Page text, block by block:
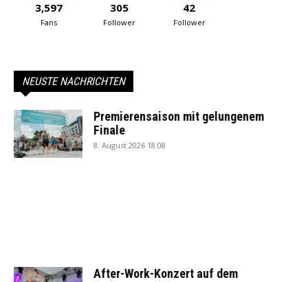
3,597
Fans
305
Follower
42
Follower
NEUSTE NACHRICHTEN
Premierensaison mit gelungenem
Finale
8. August 2026 18:08
After-Work-Konzert auf dem